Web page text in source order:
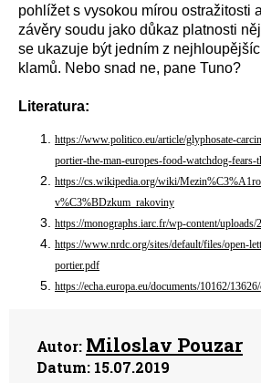
pohlížet s vysokou mírou ostražitosti
závěry soudu jako důkaz platnosti
se ukazuje být jedním z
klamů. Nebo snad ne, pane Tuno?
Literatura:
https://www.politico.eu/article/glyphosate-
portier-the-man-europes-food-watchdog-fears-
https://cs.wikipedia.org/wiki/
v%C3%BDzkum_rakoviny
https://monographs.iarc.fr/wp-content/
https://www.nrdc.org/sites/default/files/open-
portier.pdf
https://echa.europa.eu/documents/10162/
Autor: Miloslav Pouzar
Datum: 15.07.2019